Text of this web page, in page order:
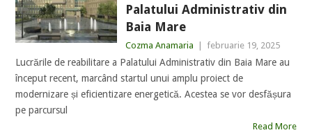
Palatului Administrativ din
Baia Mare
Cozma Anamaria februarie 19, 2025
Lucrările de reabilitare a Palatului Administrativ din Baia Mare au
început recent, marcând startul unui amplu proiect de
modernizare și eficientizare energetică. Acestea se vor desfășura
pe parcursul
Read More